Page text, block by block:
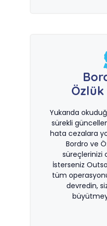
Özlük
Yukarıda
sürekli
hata cezalara
Bordro ve
süreçlerinizi
İsterseniz
tüm
devredin,